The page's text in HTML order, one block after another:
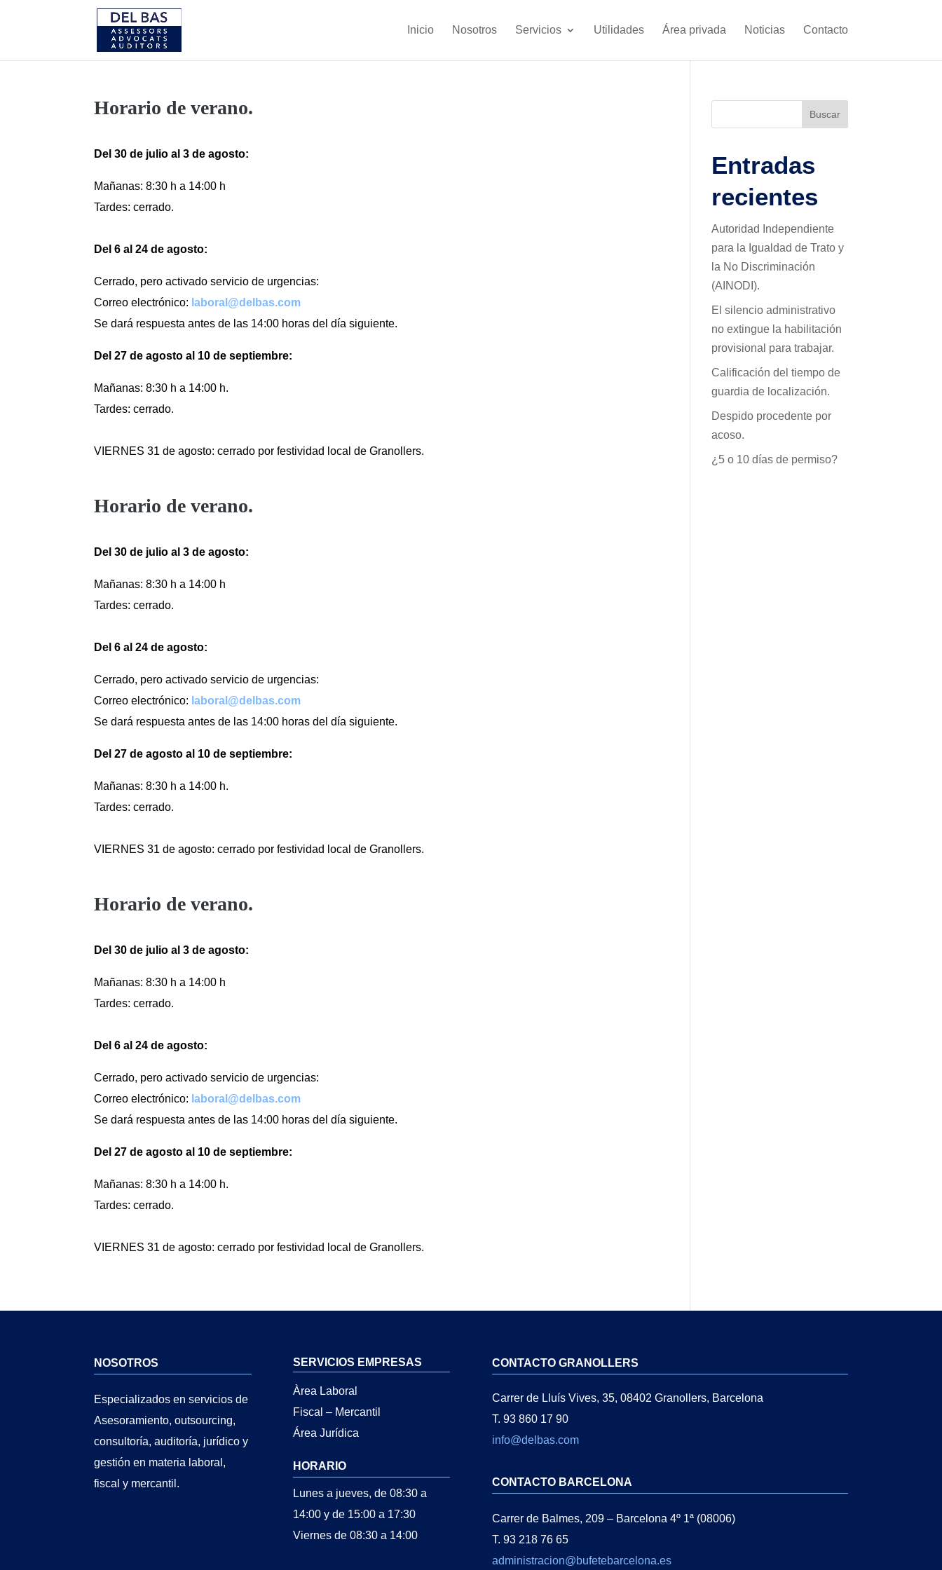
Inicio Nosotros Servicios Utilidades Área privada Noticias Contacto
Horario de verano.
Del 30 de julio al 3 de agosto:
Mañanas: 8:30 h a 14:00 h
Tardes: cerrado.
Del 6al 24de agosto:
Cerrado, pero activado servicio de urgencias:
Correo electrónico: laboral@delbas.com
Se dará respuesta antes de las 14:00 horas del día siguiente.
Del 27 de agosto al 10 de septiembre:
Mañanas: 8:30 h a 14:00 h.
Tardes: cerrado.
VIERNES 31 de agosto: cerrado por festividad local de Granollers.
Horario de verano.
Del 30 de julio al 3 de agosto:
Mañanas: 8:30 h a 14:00 h
Tardes: cerrado.
Del 6al 24de agosto:
Cerrado, pero activado servicio de urgencias:
Correo electrónico: laboral@delbas.com
Se dará respuesta antes de las 14:00 horas del día siguiente.
Del 27 de agosto al 10 de septiembre:
Mañanas: 8:30 h a 14:00 h.
Tardes: cerrado.
VIERNES 31 de agosto: cerrado por festividad local de Granollers.
Horario de verano.
Del 30 de julio al 3 de agosto:
Mañanas: 8:30 h a 14:00 h
Tardes: cerrado.
Del 6al 24de agosto:
Cerrado, pero activado servicio de urgencias:
Correo electrónico: laboral@delbas.com
Se dará respuesta antes de las 14:00 horas del día siguiente.
Del 27 de agosto al 10 de septiembre:
Mañanas: 8:30 h a 14:00 h.
Tardes: cerrado.
VIERNES 31 de agosto: cerrado por festividad local de Granollers.
Buscar
Entradas
recientes
Autoridad Independiente
para la Igualdad de Trato y
la No Discriminación
(AINODI).
El silencio administrativo
no extingue la habilitación
provisional para trabajar.
Calificación del tiempo de
guardia de localización.
Despido procedente por
acoso.
¿5 o 10 días de permiso?
NOSOTROS
Especializados en servicios de
Asesoramiento, outsourcing,
consultoría, auditoría, jurídico y
gestión en materia laboral,
fiscal y mercantil.
SERVICIOS EMPRESAS
Àrea Laboral
Fiscal – Mercantil
Área Jurídica
HORARIO
Lunes a jueves, de 08:30 a
14:00 y de 15:00 a 17:30
Viernes de 08:30 a 14:00
CONTACTO GRANOLLERS
Carrer de Lluís Vives, 35, 08402 Granollers, Barcelona
T. 93 860 17 90
info@delbas.com
CONTACTO BARCELONA
Carrer de Balmes, 209 – Barcelona 4º 1ª (08006)
T. 93 218 76 65
administracion@bufetebarcelona.es